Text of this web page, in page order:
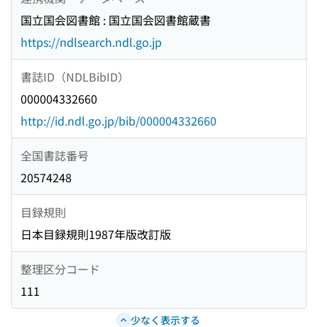
国立国会図書館 : 国立国会図書館蔵書
https://ndlsearch.ndl.go.jp
書誌ID（NDLBibID）
000004332660
http://id.ndl.go.jp/bib/000004332660
全国書誌番号
20574248
目録規則
日本目録規則1987年版改訂版
整理区分コード
111
少なく表示する